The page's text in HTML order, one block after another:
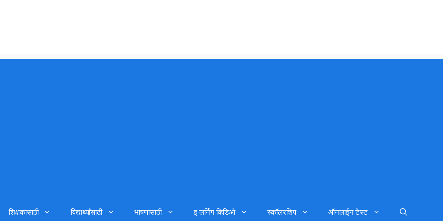
शिक्षकांसाठी विद्यार्थ्यांसाठी भाषणासाठी इ लर्निग व्हिडिओ स्कॉलरशिप ऑनलाईन टेस्ट